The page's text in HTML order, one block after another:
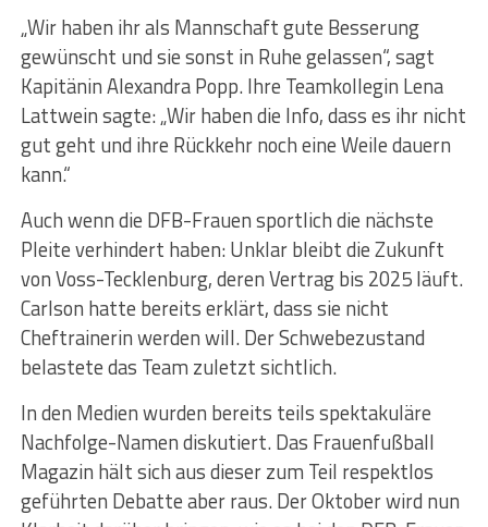
„Wir haben ihr als Mannschaft gute Besserung
gewünscht und sie sonst in Ruhe gelassen“, sagt
Kapitänin Alexandra Popp. Ihre Teamkollegin Lena
Lattwein sagte: „Wir haben die Info, dass es ihr nicht
gut geht und ihre Rückkehr noch eine Weile dauern
kann.“
Auch wenn die DFB-Frauen sportlich die nächste
Pleite verhindert haben: Unklar bleibt die Zukunft
von Voss-Tecklenburg, deren Vertrag bis 2025 läuft.
Carlson hatte bereits erklärt, dass sie nicht
Cheftrainerin werden will. Der Schwebezustand
belastete das Team zuletzt sichtlich.
In den Medien wurden bereits teils spektakuläre
Nachfolge-Namen diskutiert. Das Frauenfußball
Magazin hält sich aus dieser zum Teil respektlos
geführten Debatte aber raus. Der Oktober wird nun